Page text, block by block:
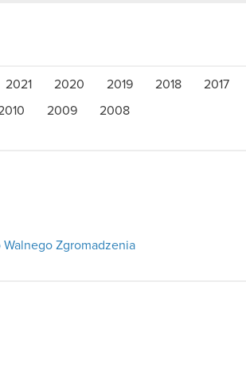
2021 2020 2019 2018 2017
2009 2008
Zgromadzenia